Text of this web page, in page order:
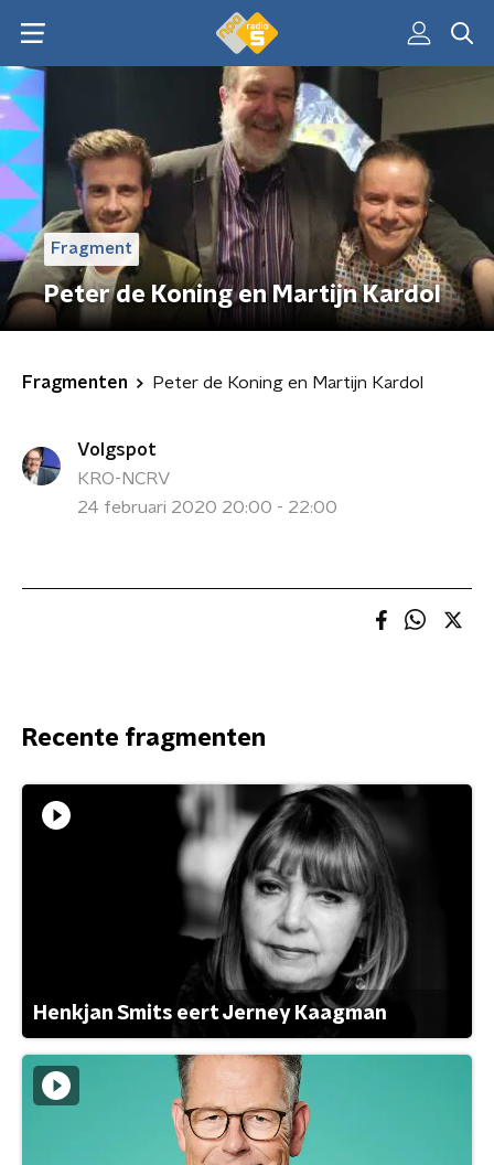
Fragment
Peter de Koning en Martijn Kardol
Fragmenten Peter de Koning en Martijn Kardol
Volgspot
KRO-NCRV
24 februari 2020 20:00 - 22:00
Recente fragmenten
Henkjan Smits eert Jerney Kaagman